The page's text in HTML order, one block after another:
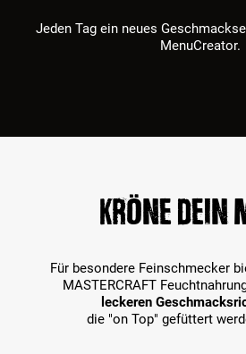
Jeden Tag ein neues
MenuCreator.
Kröne dein
Für besondere Feinschmecker
MASTERCRAFT
leckeren
die "on Top" gefüttert